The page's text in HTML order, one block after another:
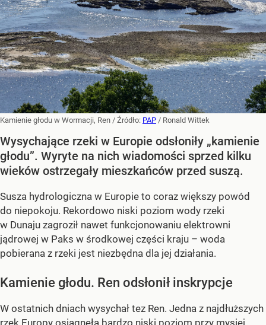
Kamienie głodu w Wormacji, Ren / Źródło: PAP / Ronald Wittek
Wysychające rzeki w Europie odsłoniły „kamienie
głodu”. Wyryte na nich wiadomości sprzed kilku
wieków ostrzegały mieszkańców przed suszą.
Susza hydrologiczna w Europie to coraz większy powód
do niepokoju. Rekordowo niski poziom wody rzeki
w Dunaju zagroził nawet funkcjonowaniu elektrowni
jądrowej w Paks w środkowej części kraju – woda
pobierana z rzeki jest niezbędna dla jej działania.
Kamienie głodu. Ren odsłonił inskrypcje
W ostatnich dniach wysychał tez Ren. Jedna z najdłuższych